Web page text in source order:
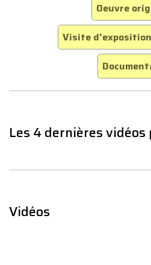
Oeuvre
Visite
Les 4 dernières vidéos
Vidéos